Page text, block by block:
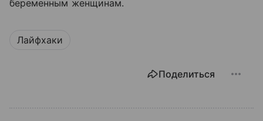
беременным женщинам.
Лайфхаки
Поделиться